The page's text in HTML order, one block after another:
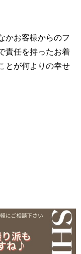
かお客様からのフ
責任を持ったお着
とが何よりの幸せ